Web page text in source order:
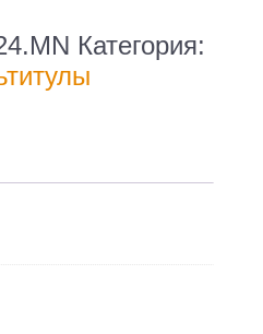
Категория: